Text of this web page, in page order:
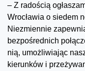
– Z radością
Wrocławia o siedem
Niezmiennie
bezpośrednich
nią, umożliwiając
kierunków i